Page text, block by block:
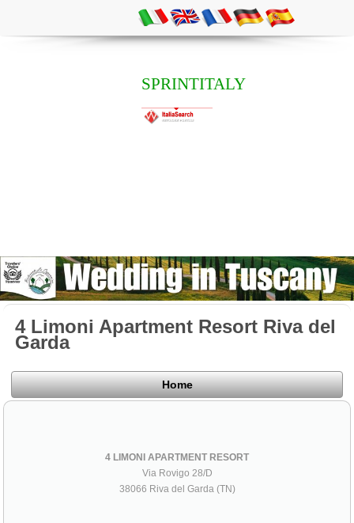
SPRINTITALY
4 Limoni Apartment Resort Riva del
Garda
Home
4 LIMONI APARTMENT RESORT
Via Rovigo 28/D
38066 Riva del Garda (TN)